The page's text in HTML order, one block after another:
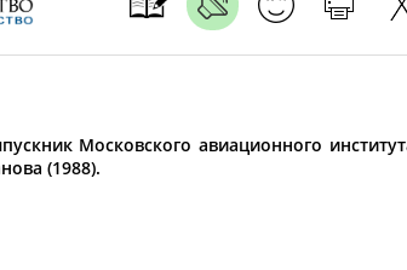
У кого
Московского авиационного
(1988).